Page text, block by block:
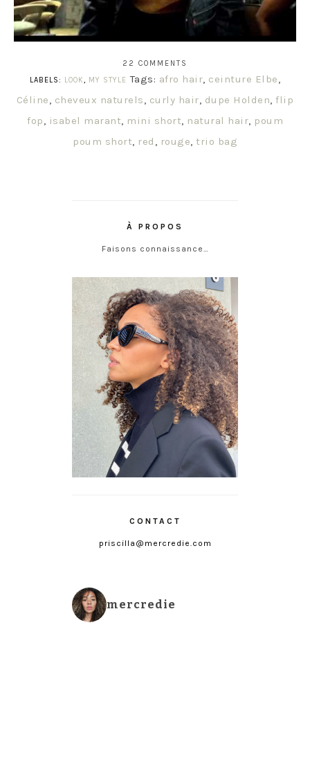
22 COMMENTS
LABELS: LOOK, MY STYLE Tags: afro hair, ceinture Elbe,
Céline, cheveux naturels, curly hair, dupe Holden,flip
fop, isabel marant, mini short, natural hair, poum
poum short, red , rouge, trio bag
À PROPOS
Faisons connaissance…
CONTACT
priscilla@mercredie.com
mercredie